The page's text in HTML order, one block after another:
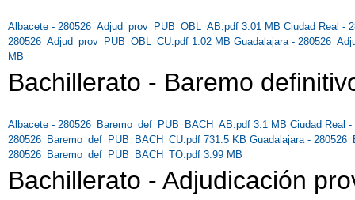
Albacete - 280526_Adjud_prov_PUB_OBL_AB.pdf 3.01 MB Ciudad Real -
280526_Adjud_prov_PUB_OBL_CU.pdf 1.02 MB Guadalajara -
MB
Bachillerato - Baremo
Albacete - 280526_Baremo_def_PUB_BACH_AB.pdf 3.1 MB Ciudad Real
280526_Baremo_def_PUB_BACH_CU.pdf 731.5 KB Guadalajara -
280526_Baremo_def_PUB_BACH_TO.pdf 3.99 MB
Bachillerato - Adjudicación